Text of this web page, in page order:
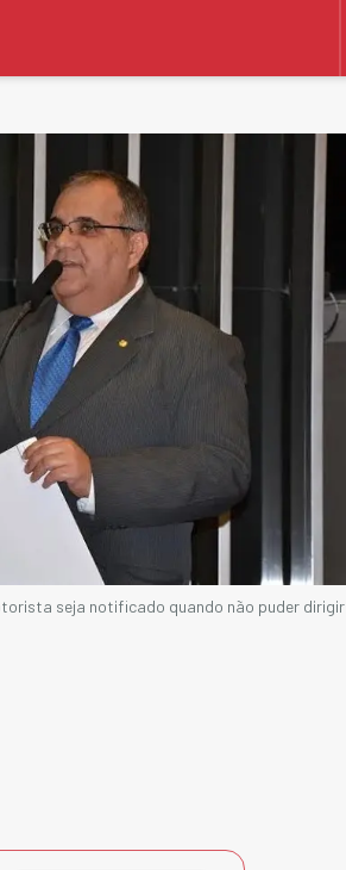
seja notificado quando não puder dirigir